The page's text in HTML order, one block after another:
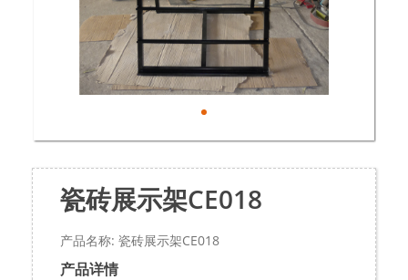
瓷砖展示架CE018
产品名称: 瓷砖展示架CE018
产品详情